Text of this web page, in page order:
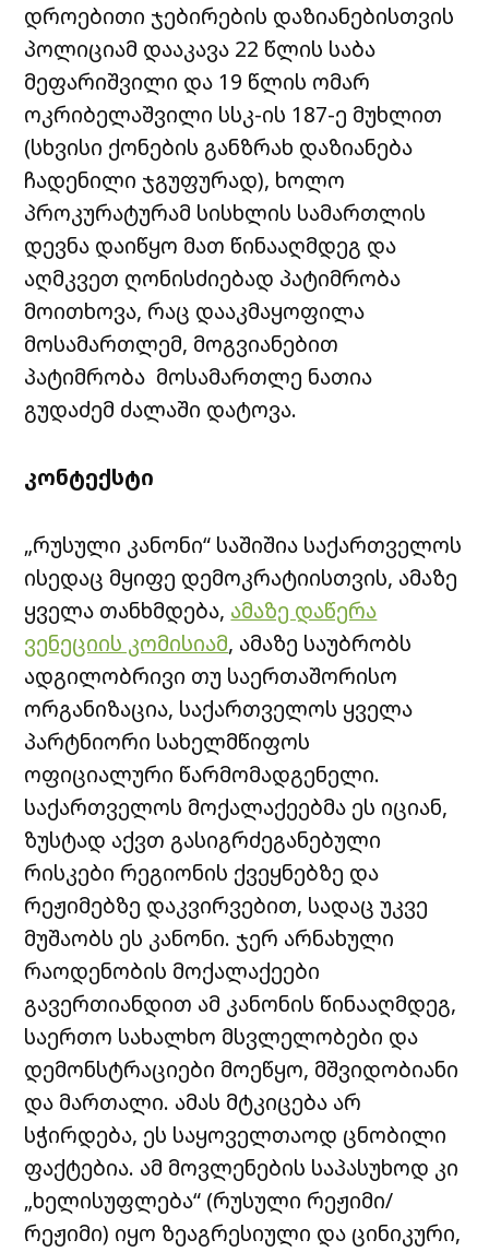
დროებითი ჯებირების დაზიანებისთვის
პოლიციამ დააკავა 22 წლის საბა
მეფარიშვილი და 19 წლის ომარ
ოკრიბელაშვილი სსკ-ის 187-ე მუხლით
(სხვისი ქონების განზრახ დაზიანება
ჩადენილი ჯგუფურად), ხოლო
პროკურატურამ სისხლის სამართლის
დევნა დაიწყო მათ წინააღმდეგ და
აღმკვეთ ღონისძიებად პატიმრობა
მოითხოვა, რაც დააკმაყოფილა
მოსამართლემ, მოგვიანებით
პატიმრობა მოსამართლე ნათია
გუდაძემ ძალაში დატოვა.
კონტექსტი
„რუსული კანონი“ საშიშია საქართველოს
ისედაც მყიფე დემოკრატიისთვის, ამაზე
ყველა თანხმდება, ამაზე დაწერა
ვენეციის კომისიამ, ამაზე საუბრობს
ადგილობრივი თუ საერთაშორისო
ორგანიზაცია, საქართველოს ყველა
პარტნიორი სახელმწიფოს
ოფიციალური წარმომადგენელი.
საქართველოს მოქალაქეებმა ეს იციან,
ზუსტად აქვთ გასიგრძეგანებული
რისკები რეგიონის ქვეყნებზე და
რეჟიმებზე დაკვირვებით, სადაც უკვე
მუშაობს ეს კანონი. ჯერ არნახული
რაოდენობის მოქალაქეები
გავერთიანდით ამ კანონის წინააღმდეგ,
საერთო სახალხო მსვლელობები და
დემონსტრაციები მოეწყო, მშვიდობიანი
და მართალი. ამას მტკიცება არ
სჭირდება, ეს საყოველთაოდ ცნობილი
ფაქტებია. ამ მოვლენების საპასუხოდ კი
„ხელისუფლება“ (რუსული რეჟიმი/
რეჟიმი) იყო ზეაგრესიული და ცინიკური,